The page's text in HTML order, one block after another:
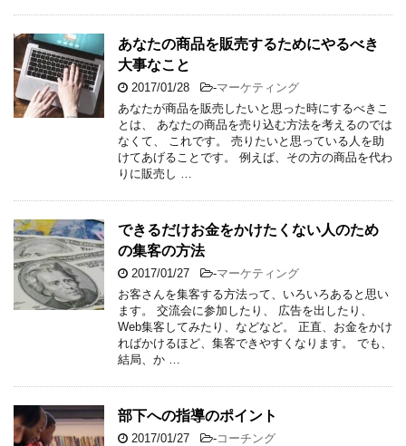
あなたの商品を販売するためにやるべき
大事なこと
2017/01/28 -マーケティング
あなたが商品を販売したいと思った時にするべきこ
とは、 あなたの商品を売り込む方法を考えるのでは
なくて、 これです。 売りたいと思っている人を助
けてあげることです。 例えば、その方の商品を代わ
りに販売し …
できるだけお金をかけたくない人のため
の集客の方法
2017/01/27 -マーケティング
お客さんを集客する方法って、いろいろあると思い
ます。 交流会に参加したり、 広告を出したり、
Web集客してみたり、などなど。 正直、お金をかけ
ればかけるほど、集客できやすくなります。 でも、
結局、か …
部下への指導のポイント
2017/01/27 -コーチング